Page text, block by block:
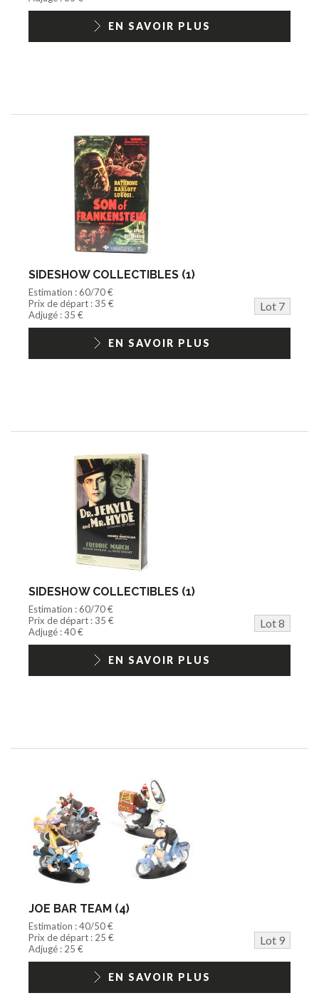
EN SAVOIR PLUS
SIDESHOW COLLECTIBLES (1)
Estimation : 60/70 €
Prix de départ : 35 €
Lot 7
Adjugé : 35 €
EN SAVOIR PLUS
SIDESHOW COLLECTIBLES (1)
Estimation : 60/70 €
Prix de départ : 35 €
Lot 8
Adjugé : 40 €
EN SAVOIR PLUS
JOE BAR TEAM (4)
Estimation : 40/50 €
Prix de départ : 25 €
Lot 9
Adjugé : 25 €
EN SAVOIR PLUS